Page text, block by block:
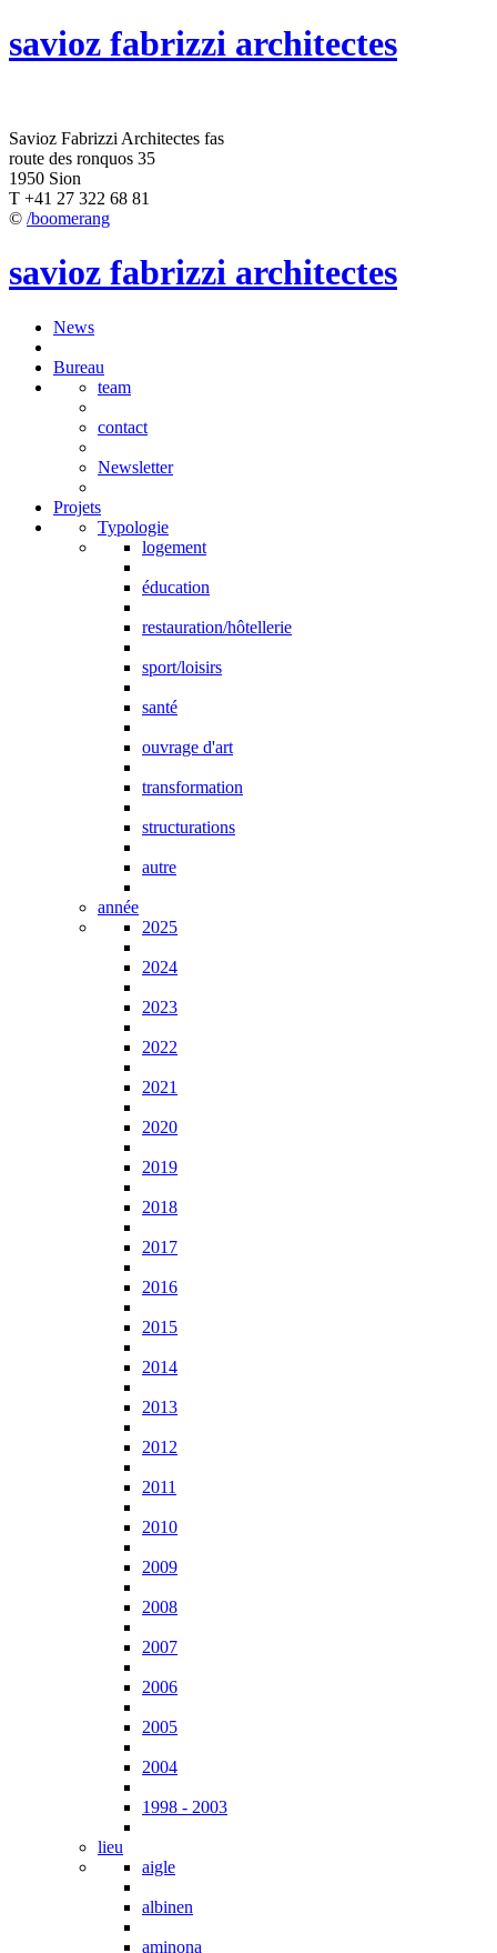
savioz fabrizzi architectes
Savioz Fabrizzi Architectes fas
route des ronquos 35
1950 Sion
T +41 27 322 68 81
© /boomerang
savioz fabrizzi architectes
News
Bureau
team
contact
Newsletter
Projets
Typologie
logement
éducation
restauration/hôtellerie
sport/loisirs
santé
ouvrage d'art
transformation
structurations
autre
année
2025
2024
2023
2022
2021
2020
2019
2018
2017
2016
2015
2014
2013
2012
2011
2010
2009
2008
2007
2006
2005
2004
1998 - 2003
lieu
aigle
albinen
aminona